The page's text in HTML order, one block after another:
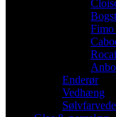
Fimo
Enderør
Vedhæng